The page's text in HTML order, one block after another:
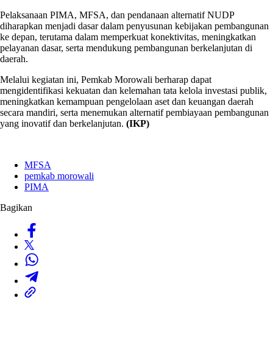
Pelaksanaan PIMA, MFSA, dan pendanaan alternatif NUDP
diharapkan menjadi dasar dalam penyusunan kebijakan pembangunan
ke depan, terutama dalam memperkuat konektivitas, meningkatkan
pelayanan dasar, serta mendukung pembangunan berkelanjutan di
daerah.
Melalui kegiatan ini, Pemkab Morowali berharap dapat
mengidentifikasi kekuatan dan kelemahan tata kelola investasi publik,
meningkatkan kemampuan pengelolaan aset dan keuangan daerah
secara mandiri, serta menemukan alternatif pembiayaan pembangunan
yang inovatif dan berkelanjutan. (IKP)
MFSA
pemkab morowali
PIMA
Bagikan